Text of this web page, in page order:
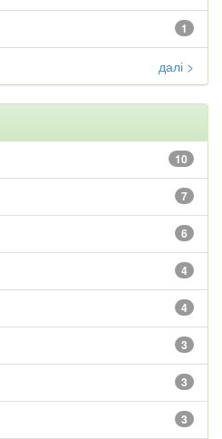
1
далі >
10
7
6
4
4
3
3
3